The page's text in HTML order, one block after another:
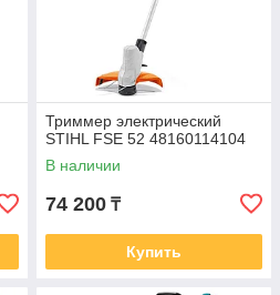
Триммер электрический
STIHL FSE 52 48160114104
В наличии
74 200 ₸
Купить